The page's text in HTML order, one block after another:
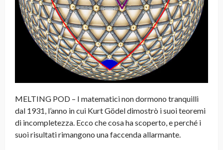
MELTING POD – I matematici non dormono tranquilli
dal 1931, l’anno in cui Kurt Gödel dimostrò i suoi teoremi
di incompletezza. Ecco che cosa ha scoperto, e perché i
suoi risultati rimangono una faccenda allarmante.